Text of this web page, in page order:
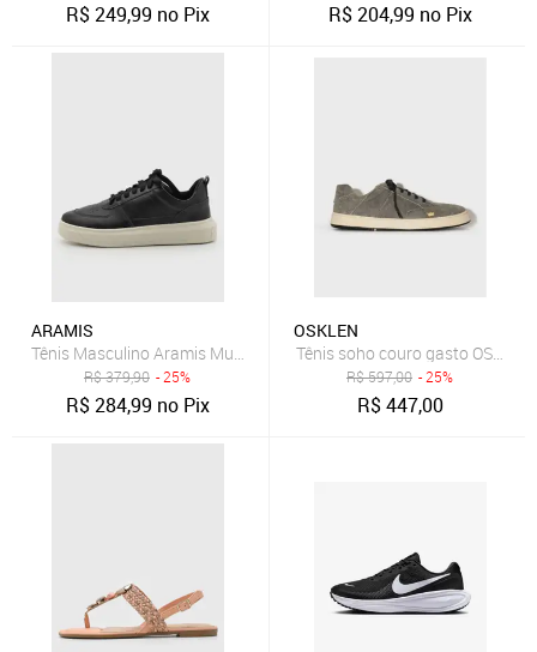
R$249,99 no Pix R$204,99 no Pix
ARAMIS
Tênis Masculino Aramis Multi Avenue Preto
R$379,90 - 25%
R$284,99 no Pix
OSKLEN
Tênis soho couro gasto OSKLEN
R$597,00 - 25%
R$447,00